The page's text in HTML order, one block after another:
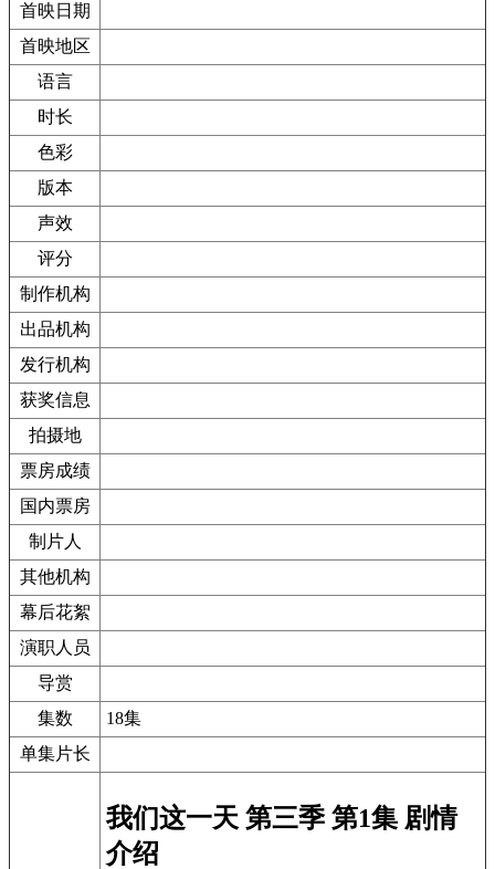
首映日期
首映地区
语言
时长
色彩
版本
声效
评分
制作机构
出品机构
发行机构
获奖信息
拍摄地
票房成绩
国内票房
制片人
其他机构
幕后花絮
演职人员
导赏
集数
18集
单集片长
我们这一天 第三季 第1集 剧情
介绍